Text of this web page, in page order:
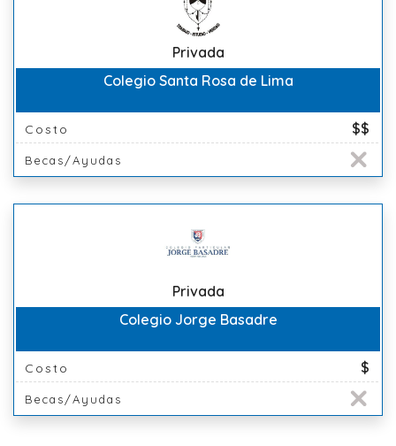
Privada
Colegio Santa Rosa de Lima
Costo $$
Becas/Ayudas
Privada
Colegio Jorge Basadre
Costo $
Becas/Ayudas